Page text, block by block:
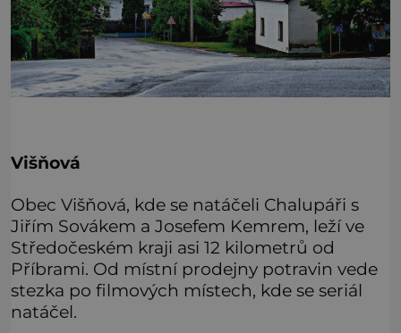
Višňová
Obec Višňová, kde se natáčeli Chalupáři s
Jiřím Sovákem a Josefem Kemrem, leží ve
Středočeském kraji asi 12 kilometrů od
Příbrami. Od místní prodejny potravin vede
stezka po filmových místech, kde se seriál
natáčel.